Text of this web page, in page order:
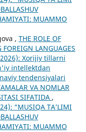
MUAMMO
, THE ROLE OF
LANGUAGES
Xorijiy tillarni
intellektdan
tendensiyalari
VA NOMLAR
SIFATIDA ,
“MUSIQA TA’LIMI
MUAMMO